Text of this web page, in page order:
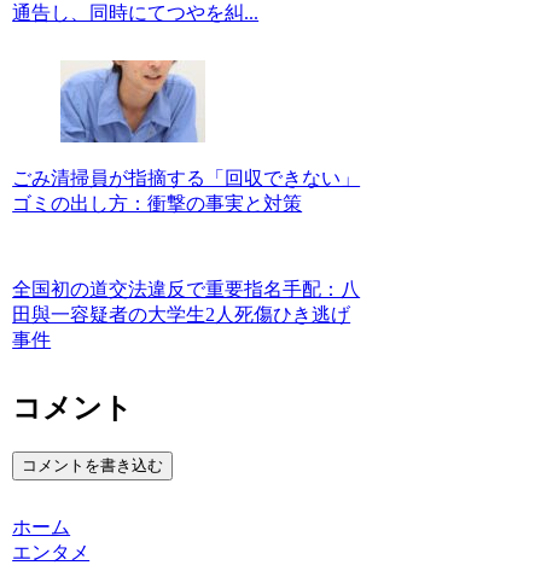
通告し、同時にてつやを糾...
ごみ清掃員が指摘する「回収できない」
ゴミの出し方：衝撃の事実と対策
全国初の道交法違反で重要指名手配：八
田與一容疑者の大学生2人死傷ひき逃げ
事件
コメント
コメントを書き込む
ホーム
エンタメ